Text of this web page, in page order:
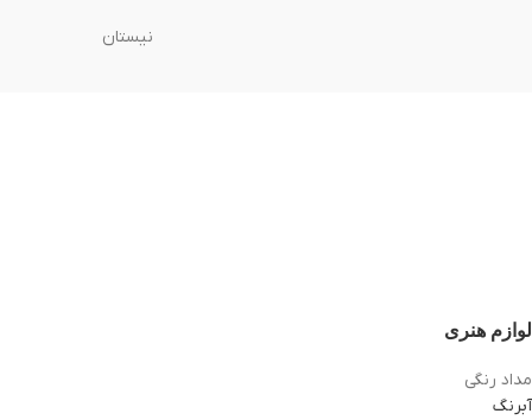
نیستان
لوازم هنری
مداد رنگی
آبرنگ